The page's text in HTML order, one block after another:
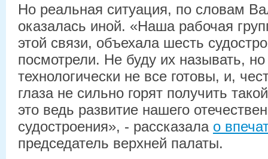
Но реальная ситуация, по словам
оказалась иной. «Наша рабочая
этой связи, объехала шесть
посмотрели. Не буду их называть, но
технологически не все готовы, и,
глаза не сильно горят получить
это ведь развитие нашего
судостроения», - рассказала о
председатель верхней палаты.